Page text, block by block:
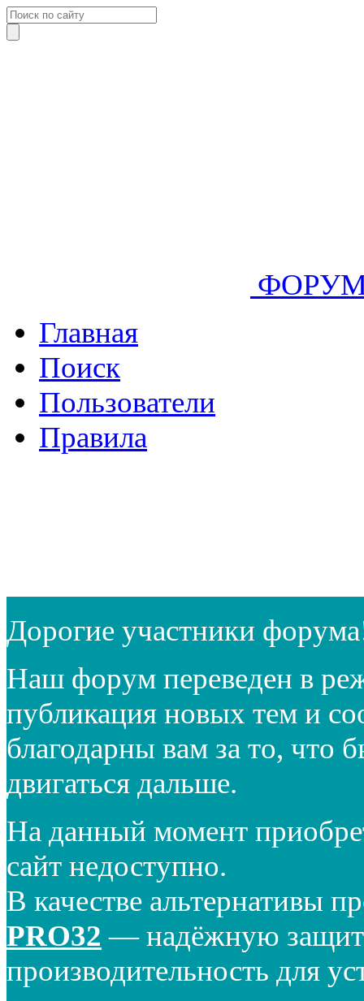
Главная
Поиск
Пользователи
Правила
Дорогие участники
Наш форум переведен в
публикация новых тем и
благодарны вам за то, что
двигаться дальше.
На данный момент
сайт недоступно.
В качестве альтернативы
PRO32 — надёжную
производительность для